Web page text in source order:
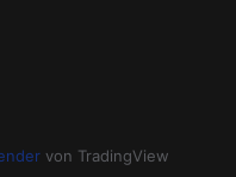
von TradingView